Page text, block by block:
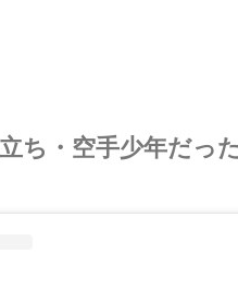
ち・空手少年だっ